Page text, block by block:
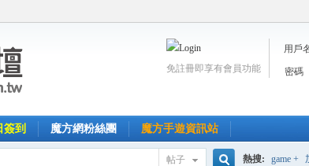
用戶
密碼
免註冊即享有會員功能
簽到 魔方網粉絲團 魔方手遊資訊站
帖子 熱搜: game +